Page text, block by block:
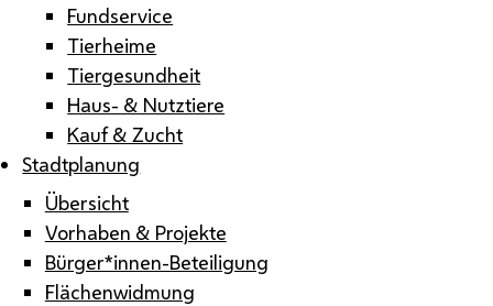
Fundservice
Tierheime
Tiergesundheit
Haus- & Nutztiere
Kauf & Zucht
Stadtplanung
Übersicht
Vorhaben & Projekte
Bürger*innen-Beteiligung
Flächenwidmung